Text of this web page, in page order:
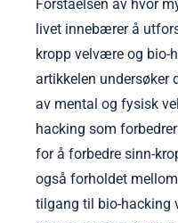
Forståelsen av hvor
livet innebærer å
kropp velvære og bio-
artikkelen undersøker
av mental og fysisk
hacking som
for å forbedre sinn-
også forholdet
tilgang til bio-hacking